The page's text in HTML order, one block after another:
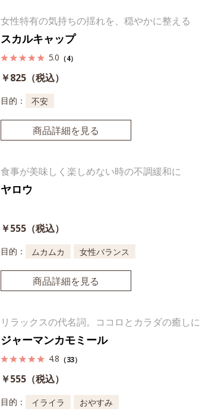
女性特有の気持ちの揺れを、穏やかに整える
スカルキャップ
5.0 （4）
￥825（税込）
目的： 不安
商品詳細を見る
食事が美味しく楽しめない時の不調緩和に
ヤロウ
￥555（税込）
目的： ムカムカ 女性バランス
商品詳細を見る
リラックスの代名詞。ココロとカラダの癒しに
ジャーマンカモミール
4.8 （33）
￥555（税込）
目的： イライラ おやすみ